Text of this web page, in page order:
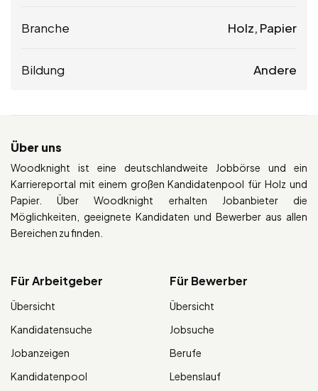
Branche Holz, Papier
Bildung Andere
Über uns
Woodknight ist eine deutschlandweite Jobbörse und ein
Karriereportal mit einem großen Kandidatenpool für Holz und
Papier. Über Woodknight erhalten Jobanbieter die
Möglichkeiten, geeignete Kandidaten und Bewerber aus allen
Bereichen zu finden.
Für Arbeitgeber
Übersicht
Kandidatensuche
Jobanzeigen
Kandidatenpool
Für Bewerber
Übersicht
Jobsuche
Berufe
Lebenslauf